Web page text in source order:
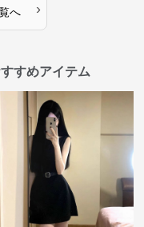
へ ›
すめアイテム